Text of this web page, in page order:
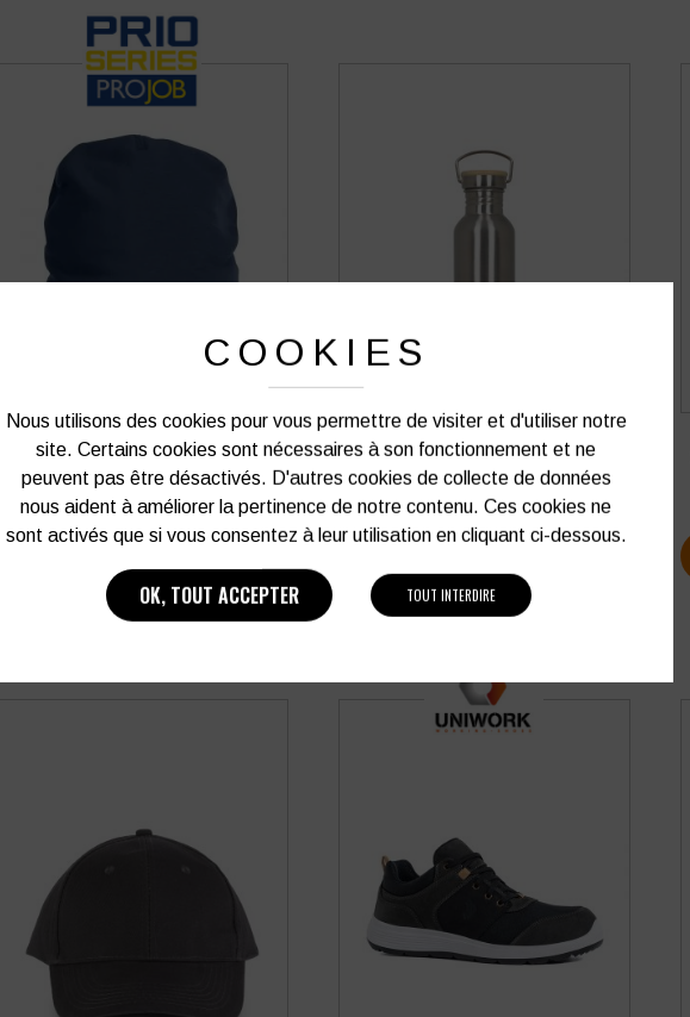
BONNET DOUBLÉ POLAIRE PROJOB
PRIO SERIES 9038
7,70€ HT
soit9,24€ TTC
BOUTEILLE INOX LIVOO 750 ML
BOUCHON EN BAMBOU ET ANSE EN
MÉTAL
8,75€ HT
VOIR PLUS D'INFOS
COOKIES
Nous utilisons des cookies pour vous permettre de visiter et d'utiliser notre
site. Certains cookies sont nécessaires à son fonctionnement et ne
peuvent pas être désactivés. D'autres cookies de collecte de données
nous aident à améliorer la pertinence de notre contenu. Ces cookies ne
sont activés que si vous consentez à leur utilisation en cliquant ci-dessous.
OK, TOUT ACCEPTER TOUT INTERDIRE